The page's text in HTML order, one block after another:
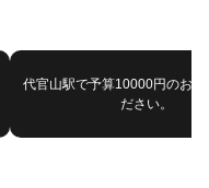
代官山駅で予算10000円のお店
ださい。